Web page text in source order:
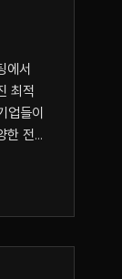
에서
최적
업들이
한 전...